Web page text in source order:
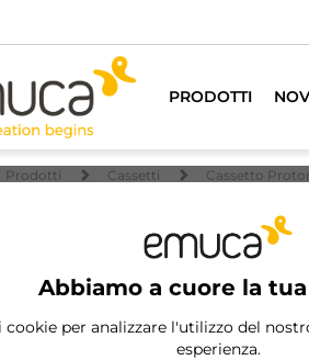
PRODOTTI
Abbiamo a cuore la
cookie per analizzare l'utilizzo del
esperienza.
Prodotti Cassetti Cassetto